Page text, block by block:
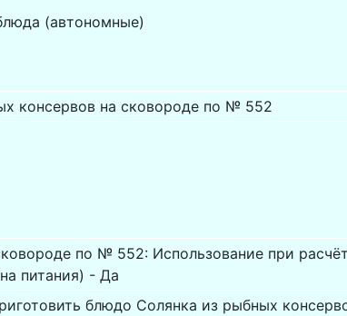
(автономные)
консервов на сковороде по № 552
по № 552: Использование при
питания) - Да
блюдо Солянка из рыбных